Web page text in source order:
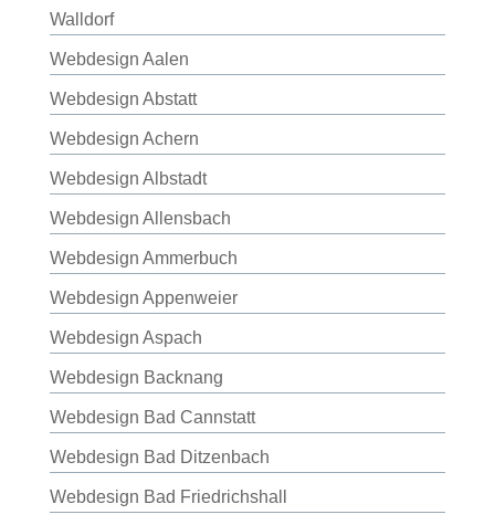
Walldorf
Webdesign Aalen
Webdesign Abstatt
Webdesign Achern
Webdesign Albstadt
Webdesign Allensbach
Webdesign Ammerbuch
Webdesign Appenweier
Webdesign Aspach
Webdesign Backnang
Webdesign Bad Cannstatt
Webdesign Bad Ditzenbach
Webdesign Bad Friedrichshall